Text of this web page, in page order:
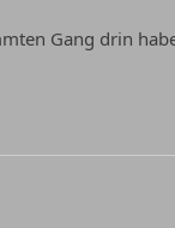
Gang drin